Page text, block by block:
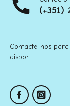
(+351)
Contacte-nos
dispor.